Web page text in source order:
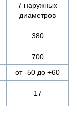
7 наружных
диаметров
380
700
от -50 до +60
17